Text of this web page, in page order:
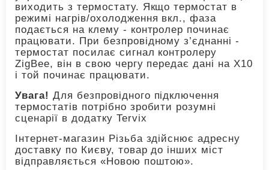
виходить з термостату. Якщо термостат в
режимі нагрів/охолодження вкл., фаза
подається на клему - контролер починає
працювати. При безпровідному з’єднанні -
термостат посилає сигнал контролеру
ZigBee, він в свою чергу передає дані на Х10
і той починає працювати.
Увага! Для безпровідного підключення
термостатів потрібно зробити розумні
сценарії в додатку Tervix
Інтернет-магазин Різьба здійснює адресну
доставку по Києву, товар до інших міст
відправляється «Новою поштою».